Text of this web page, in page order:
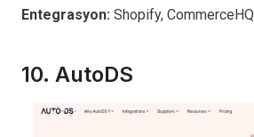
Entegrasyon: Shopify, CommerceHQ
10. AutoDS